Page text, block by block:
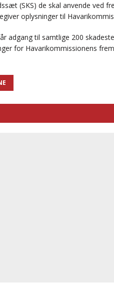
(SKS) de skal anvende ved
oplysninger til
adgang til samtlige 200
for Havarikommissionens